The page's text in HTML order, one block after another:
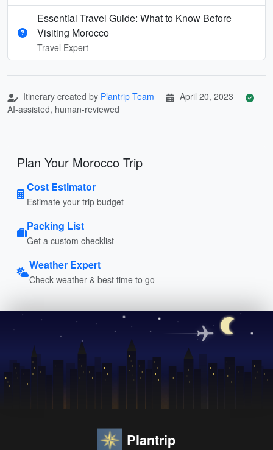
Essential Travel Guide: What to Know Before
Visiting Morocco
Travel Expert
Itinerary created by Plantrip Team
April 20, 2023
AI-assisted, human-reviewed
Plan Your Morocco Trip
Cost Estimator
Estimate your trip budget
Packing List
Get a custom checklist
Weather Expert
Check weather & best time to go
Plantrip